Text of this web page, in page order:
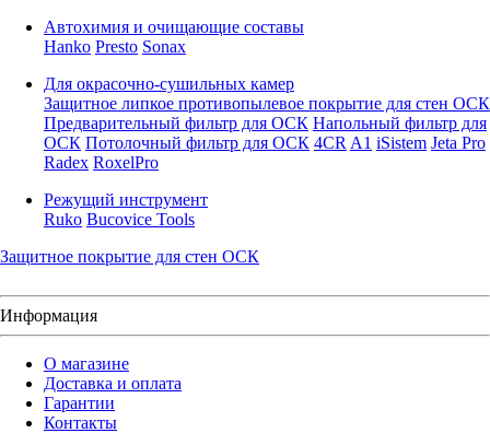
Автохимия и очищающие составы
Hanko Presto Sonax
Для окрасочно-сушильных камер
Защитное липкое противопылевое покрытие для стен ОСК
Предварительный фильтр для ОСК Напольный фильтр для
ОСК Потолочный фильтр для ОСК 4CR A1 iSistem Jeta Pro
Radex RoxelPro
Режущий инструмент
Ruko Bucovice Tools
Защитное покрытие для стен ОСК
Информация
О магазине
Доставка и оплата
Гарантии
Контакты